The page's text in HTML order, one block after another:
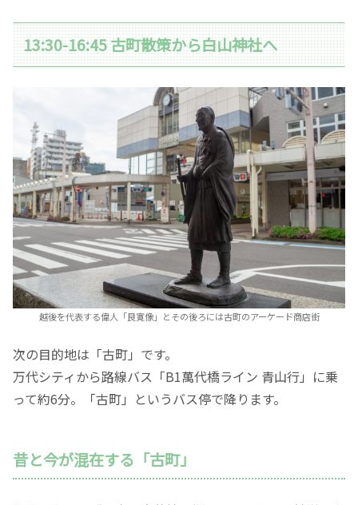
13:30-16:45 古町散策から白山神社へ
越後を代表する偉人「良寛像」とその後ろには古町のアーケード商店街
次の目的地は「古町」です。
万代シティから路線バス「B1萬代橋ライン 青山行」に乗
って約6分。「古町」というバス停で降ります。
昔と今が混在する「古町」